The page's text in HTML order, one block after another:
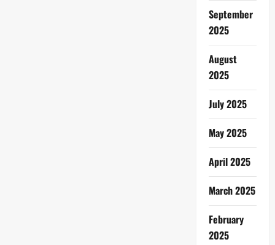
September
2025
August
2025
July 2025
May 2025
April 2025
March 2025
February
2025